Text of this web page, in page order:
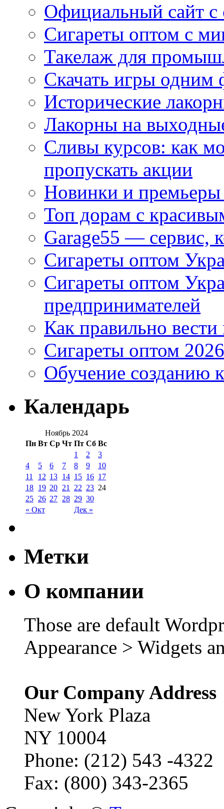
Официальный сайт
Сигареты оптом с
Такелаж для
Скачать игры одним
Исторические
Лакорны на
Сливы курсов: как
пропускать акции
Новинки и
Топ дорам с
Garage55 — сервис,
Сигареты оптом
Сигареты оптом
предпринимателей
Как правильно
Сигареты оптом
Обучение созданию
Календарь
Ноябрь 2024
Пн Вт Ср Чт Пт Сб Вс
« Окт Дек »
1 2
3
4
5 6 7 8 9
10
11
12 13 14 15 16 17
18 19 20 21 22 23 24
25 26 27 28 29 30
Метки
О компании
Those are default
Appearance > Widgets
Our Company Address
New York Plaza
NY 10004
Phone: (212) 543 -4322
Fax: (800) 343-2365